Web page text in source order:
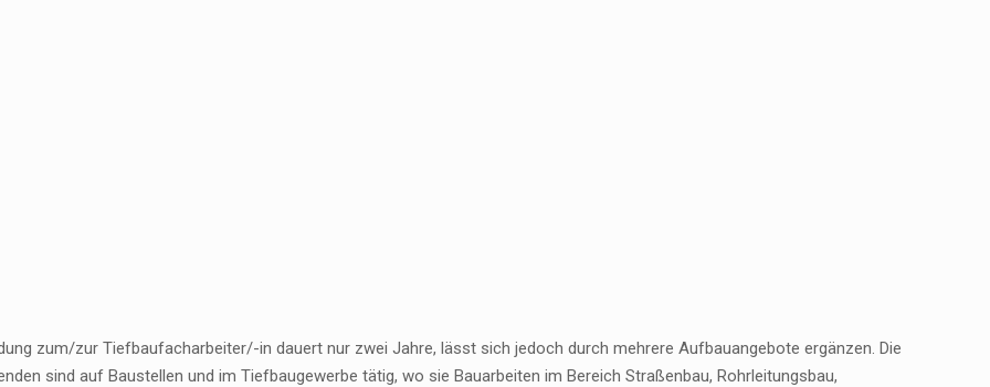
zum/zur Tiefbaufacharbeiter/-in dauert nur zwei Jahre, lässt sich jedoch durch mehrere Aufbauangebote ergänzen. Die
sind auf Baustellen und im Tiefbaugewerbe tätig, wo sie Bauarbeiten im Bereich Straßenbau, Rohrleitungsbau,